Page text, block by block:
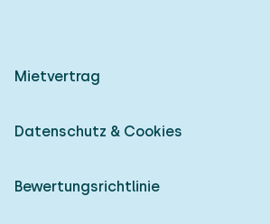
Mietvertrag
Datenschutz & Cookies
Bewertungsrichtlinie